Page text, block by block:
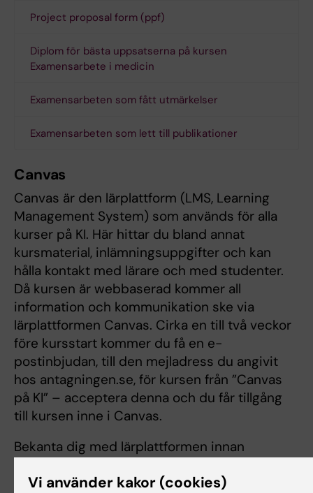
Project proposal form (ppf)
Diplom för bästa uppsatserna på kursen
Examensarbete i medicin
Examensarbeten som fått utmärkelser
Examensarbeten som lett till publikationer
Canvas
Canvas är den lärplattform (LMS, Learning
Management System) som används för alla
kurser på KI. Här hittar du bland annat
kursmaterial, inlämningsuppgifter och kan
hålla kontakt med lärare och med studenter.
Då kursen är webbaserad kommer all
information och kommunikation ske via
lärplattformen Canvas. Cirka en till två veckor
före kursstart kommer du få en e-
postinbjudan, till den mejladress du angivit
hos antagningen.se, för kursen från ”Canvas
på KI” – acceptera denna och du får tillgång
till kursen inne i Canvas.
Bekanta dig med lärplattformen innan
Vi använder kakor (cookies)